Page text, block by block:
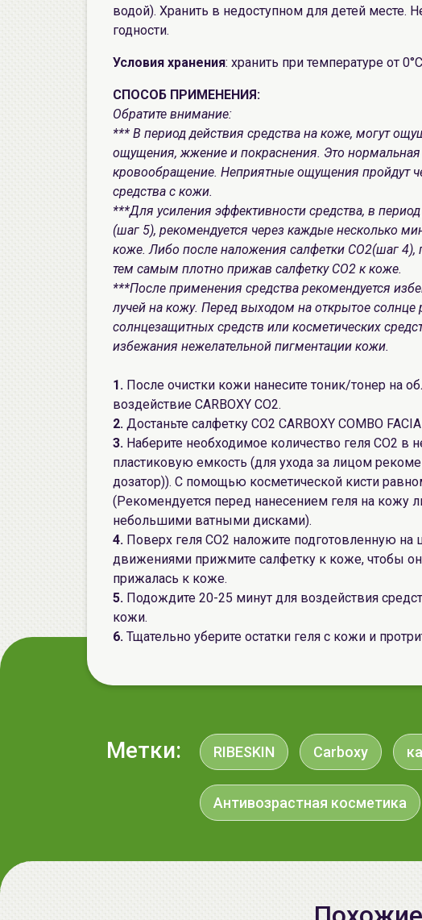
водой). Хранить в недоступном для детей месте.
годности.
Условия хранения: хранить при температуре от
СПОСОБ ПРИМЕНЕНИЯ:
Обратите внимание:
*** В период действия средства на коже, могут
ощущения, жжение и покраснения. Это нормальная
кровообращение. Неприятные ощущения пройдут
средства с кожи.
***Для усиления эффективности средства, в
(шаг 5), рекомендуется через каждые несколько
коже. Либо после наложения салфетки СО2(шаг 4),
тем самым плотно прижав салфетку СО2 к коже.
***После применения средства рекомендуется
лучей на кожу. Перед выходом на открытое солнце
солнцезащитных средств или косметических
избежания нежелательной пигментации кожи.
1. После очистки кожи нанесите тоник/тонер на
воздействие CARBOXY CO2.
2. Достаньте салфетку CO2 CARBOXY COMBO
3. Наберите необходимое количество геля CO2
пластиковую емкость (для ухода за лицом
дозатор)). С помощью косметической кисти
(Рекомендуется перед нанесением геля на кожу
небольшими ватными дисками).
4. Поверх геля CO2 наложите подготовленную
движениями прижмите салфетку к коже, чтобы
прижалась к коже.
5. Подождите 20-25 минут для воздействия
кожи.
6. Тщательно уберите остатки геля с кожи и
Метки: RIBESKIN Carboxy
Антивозрастная косметика